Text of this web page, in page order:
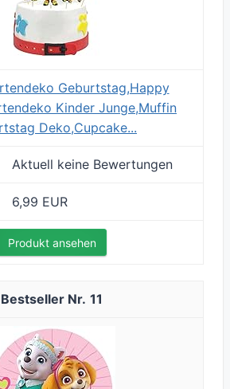
Geburtstag,Happy
Kinder Junge,Muffin
Deko,Cupcake...
Aktuell keine Bewertungen
6,99 EUR
Produkt ansehen
11